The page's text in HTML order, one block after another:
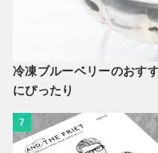
冷凍ブルーベリーのおす
にぴったり
7